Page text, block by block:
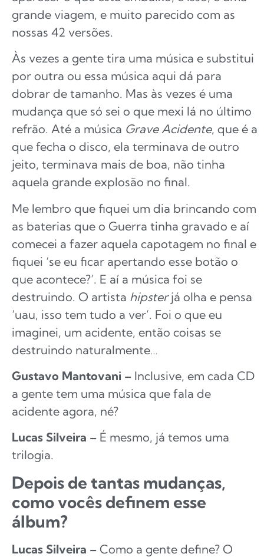
grande viagem, e muito parecido com as
nossas 42 versões.
Às vezes a gente tira uma música e substitui
por outra ou essa música aqui dá para
dobrar de tamanho. Mas às vezes é uma
mudança que só sei o que mexi lá no último
refrão. Até a música Grave Acidente, que é a
que fecha o disco, ela terminava de outro
jeito, terminava mais de boa, não tinha
aquela grande explosão no final.
Me lembro que fiquei um dia brincando com
as baterias que o Guerra tinha gravado e aí
comecei a fazer aquela capotagem no final e
fiquei ‘se eu ficar apertando esse botão o
que acontece?’. E aí a música foi se
destruindo. O artista hipsterjá olha e pensa
‘uau, isso tem tudo a ver’. Foi o que eu
imaginei, um acidente, então coisas se
destruindo naturalmente…
Gustavo Mantovani – Inclusive, em cada CD
a gente tem uma música que fala de
acidente agora, né?
Lucas Silveira – É mesmo, já temos uma
trilogia.
Depois de tantas mudanças,
como vocês definem esse
álbum?
Lucas Silveira – Como a gente define? O